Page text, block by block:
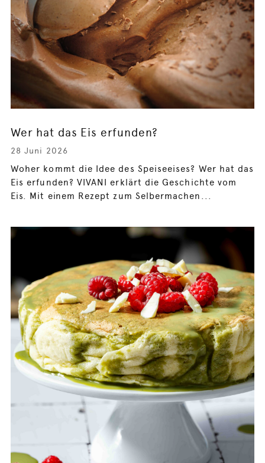
Wer hat das Eis erfunden?
28 Juni 2026
Woher kommt die Idee des Speiseeises? Wer hat das
Eis erfunden? VIVANI erklärt die Geschichte vom
Eis. Mit einem Rezept zum Selbermachen...